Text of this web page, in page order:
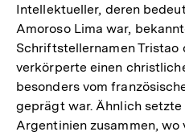
Intellektueller, deren
Amoroso Lima war,
Schriftstellernamen Tristao
verkörperte einen
besonders vom
geprägt war. Ähnlich
Argentinien zusammen, wo